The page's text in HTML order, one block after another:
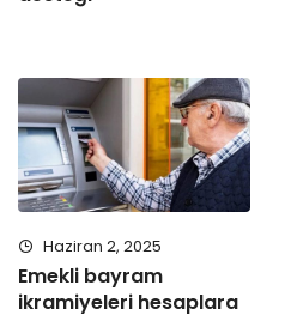
Haziran 2, 2025
Emekli bayram
ikramiyeleri hesaplara